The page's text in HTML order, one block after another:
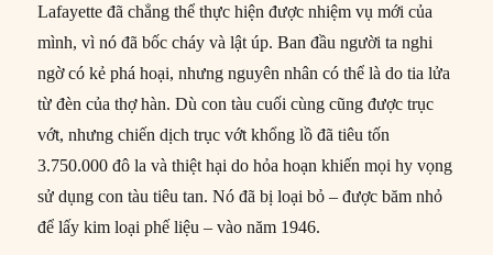
Lafayette đã chẳng thể thực hiện được nhiệm vụ mới của
mình, vì nó đã bốc cháy và lật úp. Ban đầu người ta nghi
ngờ có kẻ phá hoại, nhưng nguyên nhân có thể là do tia lửa
từ đèn của thợ hàn. Dù con tàu cuối cùng cũng được trục
vớt, nhưng chiến dịch trục vớt khổng lồ đã tiêu tốn
3.750.000 đô la và thiệt hại do hỏa hoạn khiến mọi hy vọng
sử dụng con tàu tiêu tan. Nó đã bị loại bỏ – được băm nhỏ
để lấy kim loại phế liệu – vào năm 1946.